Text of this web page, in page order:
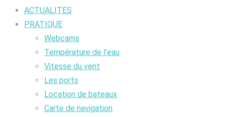
ACTUALITES
PRATIQUE
Webcams
Température de l’eau
Vitesse du vent
Les ports
Location de bateaux
Carte de navigation